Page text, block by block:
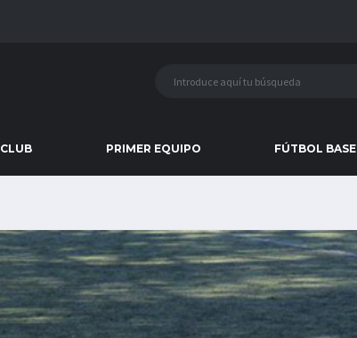
CLUB PRIMER EQUIPO FÚTBOL BASE